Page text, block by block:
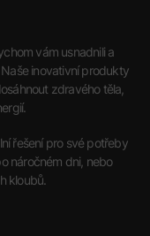
vám usnadnili a
inovativní produkty
zdravého těla,
řešení pro své potřeby
náročném dni, nebo
kloubů.